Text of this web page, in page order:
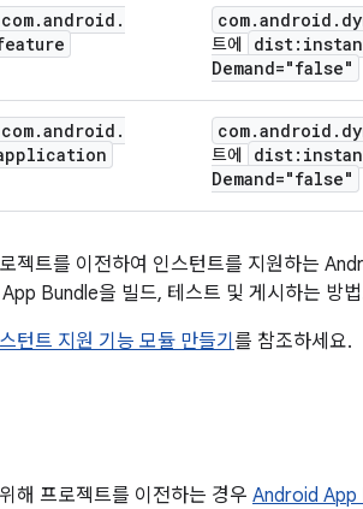
com.android .
com.android .
트에
Demand="false"
com.android .
com.android .
트에
Demand="false"
젝트를 이전하여 인스턴트를 지원하는
Bundle을 빌드, 테스트 및 게시하는 방
턴트 지원 기능 모듈 만들기 를 참조하세요.
해 프로젝트를 이전하는 경우 Android App